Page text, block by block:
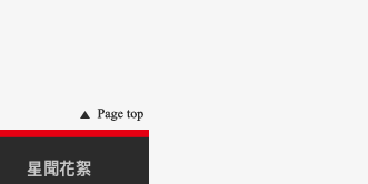
星聞花絮